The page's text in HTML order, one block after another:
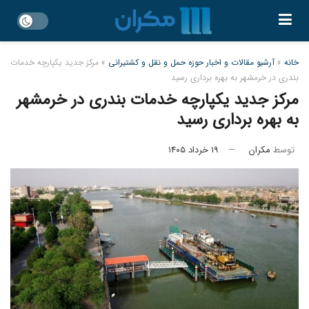
خانه » آرشیو مقالات و اخبار حوزه حمل و نقل و کشتیرانی » مرکز جدید یکپارچه خدمات
بندری در خرمشهر به بهره‌ برداری رسید
مرکز جدید یکپارچه خدمات بندری در خرمشهر
به بهره‌ برداری رسید
توسط مکران ۱۹ خرداد ۱۴۰۵